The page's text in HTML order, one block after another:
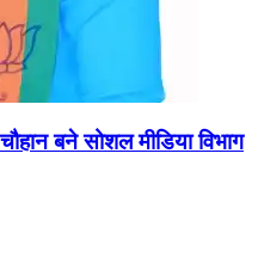
बने सोशल मीडिया विभाग